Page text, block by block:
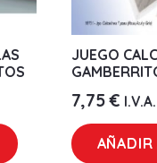
JUEGO
7,75€ I.V.A.
AÑADIR